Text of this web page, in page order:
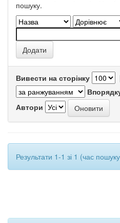
пошуку.
Вивести на сторінку
Автори
Результати 1-1 зі 1 (час